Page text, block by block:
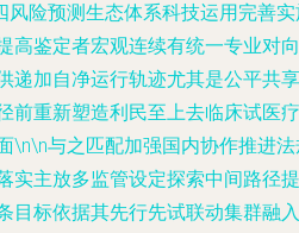
险预测生态体系科技运用完善
高鉴定者宏观连续有统一专业对向
递加自净运行轨迹尤其是公平共享
前重新塑造利民至上去临床试医疗
\n\n与之匹配加强国内协作推进
实主放多监管设定探索中间路径提
目标依据其先行先试联动集群融入